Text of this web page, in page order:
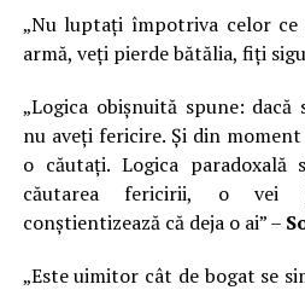
„Nu luptați împotriva celor ce
armă, veți pierde bătălia, fiți
„Logica obișnuită spune:
nu aveți fericire. Și din
o căutați. Logica
căutarea fericirii, o vei
conștientizează că deja o ai” –
„Este uimitor cât de bogat se